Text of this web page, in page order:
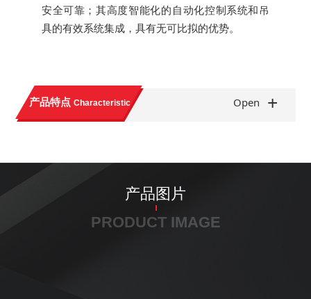
安全可靠；其高度智能化的自动化控制系统和吊
具的有效系统集成，具有无可比拟的优势。
产品特点Characteristic Open +
产品图片
PRODUCT IMAGE